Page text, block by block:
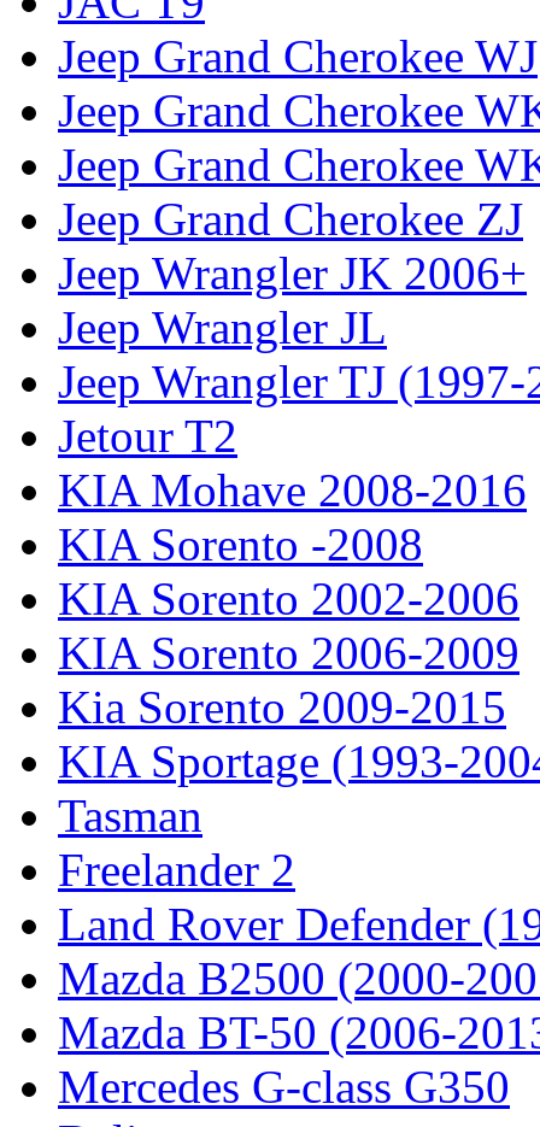
Jeep Grand Cherokee WJ
Jeep Grand Cherokee
Jeep Grand Cherokee
Jeep Grand Cherokee ZJ
Jeep Wrangler JK 2006+
Jeep Wrangler JL
Jeep Wrangler TJ
Jetour T2
KIA Mohave 2008-2016
KIA Sorento -2008
KIA Sorento 2002-2006
KIA Sorento 2006-2009
Kia Sorento 2009-2015
KIA Sportage (1993-
Tasman
Freelander 2
Land Rover Defender
Mazda B2500 (2000-
Mazda BT-50 (2006-
Mercedes G-class G350